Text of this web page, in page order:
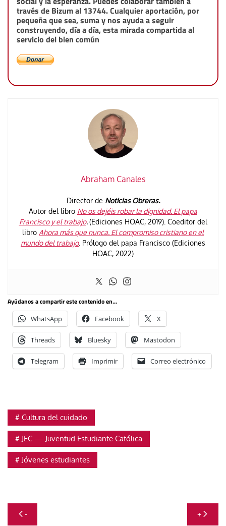
través de Bizum al 13744. Cualquier aportación, por
pequeña que sea, suma y nos ayuda a seguir
construyendo, día a día, esta mirada compartida al
servicio del bien común
Abraham Canales
Director de Noticias Obreras.
Autor del libro No os dejéis robar la dignidad. El papa
Francisco y el trabajo.(Ediciones HOAC, 2019). Coeditor del
libro Ahora más que nunca. El compromiso cristiano en el
mundo del trabajo. Prólogo del papa Francisco (Ediciones
HOAC, 2022)
Ayúdanos a compartir este contenido en...
WhatsApp Facebook X
Threads Bluesky Mastodon
Telegram Imprimir Correo electrónico
Cultura del cuidado
JEC — Juventud Estudiante Católica
Jóvenes estudiantes
Navegación
- +